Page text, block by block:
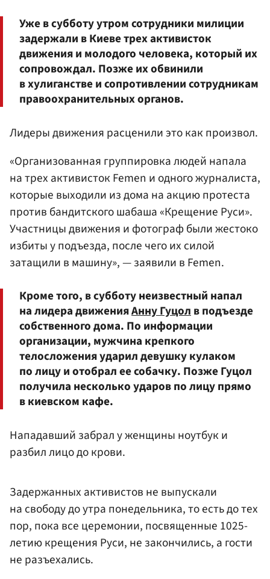
Уже в субботу утром сотрудники милиции
задержали в Киеве трех активисток
движения и молодого человека, который их
сопровождал. Позже их обвинили
в хулиганстве и сопротивлении сотрудникам
правоохранительных органов.
Лидеры движения расценили это как произвол.
«Организованная группировка людей напала
на трех активисток Femen и одного журналиста,
которые выходили из дома на акцию протеста
против бандитского шабаша «Крещение Руси».
Участницы движения и фотограф были жестоко
избиты у подъезда, после чего их силой
затащили в машину», — заявили в Femen.
Кроме того, в субботу неизвестный напал
на лидера движенияАнну Гуцолв подъезде
собственного дома. По информации
организации, мужчина крепкого
телосложения ударил девушку кулаком
по лицу и отобрал ее собачку. Позже Гуцол
получила несколько ударов по лицу прямо
в киевском кафе.
Нападавший забрал у женщины ноутбук и
разбил лицо до крови.
Задержанных активистов не выпускали
на свободу до утра понедельника, то есть до тех
пор, пока все церемонии, посвященные 1025-
летию крещения Руси, не закончились, а гости
не разъехались.